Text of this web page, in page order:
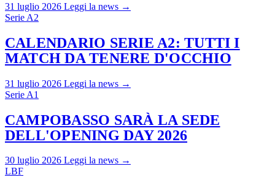
31 luglio 2026 Leggi la news →
Serie A2
CALENDARIO SERIE A2: TUTTI I
MATCH DA TENERE D'OCCHIO
31 luglio 2026 Leggi la news →
Serie A1
CAMPOBASSO SARÀ LA SEDE
DELL'OPENING DAY 2026
30 luglio 2026 Leggi la news →
LBF